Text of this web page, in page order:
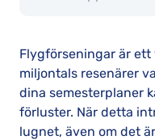
Flygförseningar är
miljontals resenärer
dina semesterplaner
förluster. När detta
lugnet, även om det